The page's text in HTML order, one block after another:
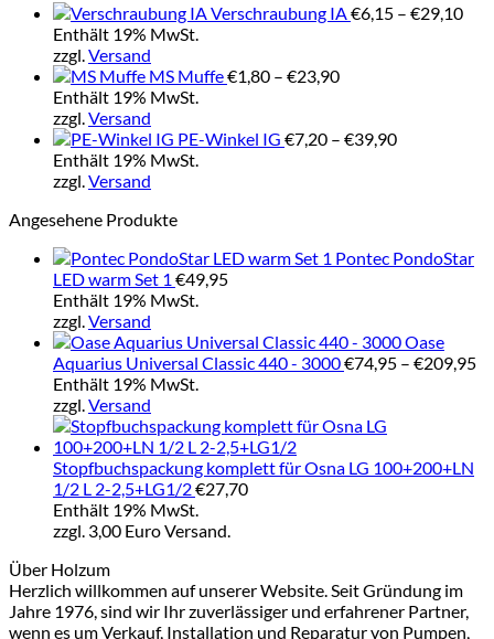
Verschraubung IA€6,15 – €29,10
Enthält 19% MwSt.
zzgl.Versand
MS Muffe€1,80 – €23,90Preisspanne:
€23,90
Enthält 19% MwSt.
zzgl.Versand
PE-Winkel IG €7,20 – €39,90Preisspanne:
Enthält 19% MwSt.
zzgl.Versand
Angesehene Produkte
Pontec PondoStar
LED warm Set 1 €49,95
Enthält 19% MwSt.
zzgl.Versand
Oase
Aquarius Universal Classic 440 - 3000€74,95 – €209,95
Enthält 19% MwSt.
zzgl.Versand
Stopfbuchspackung komplett für Osna LG 100+200+LN
1/2 L 2-2,5+LG1/2€27,70
Enthält 19% MwSt.
zzgl. 3,00 Euro Versand.
Über Holzum
Herzlich willkommen auf unserer Website. Seit Gründung im
Jahre 1976, sind wir Ihr zuverlässiger und erfahrener Partner,
wenn es um Verkauf, Installation und Reparatur von Pumpen,